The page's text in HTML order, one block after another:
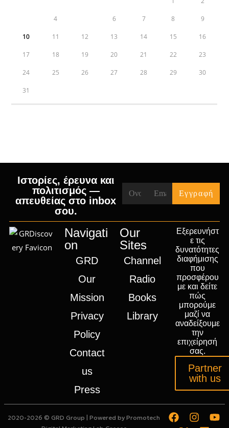
4 6 7 8 9
10 11 12 13 14 15 16
17 18 19 20 21 22 23
24 25 26 27 28 29 30
31
Ιστορίες, έρευνα και
πολιτισμός —
απευθείας στο inbox
σου.
Navigati
on
GRD
Our
Mission
Privacy
Policy
Contact
us
Press
Our
Sites
Channel
Radio
Books
Library
Εξερευνήστ
ε τις
δυνατότητες
διαφήμισης
που
προσφέρου
με και δείτε
πώς
μπορούμε
μαζί να
αναδείξουμε
την
επιχείρησή
σας.
Partner
with us
2020-2026 © GRD Group | Powered by Promotech